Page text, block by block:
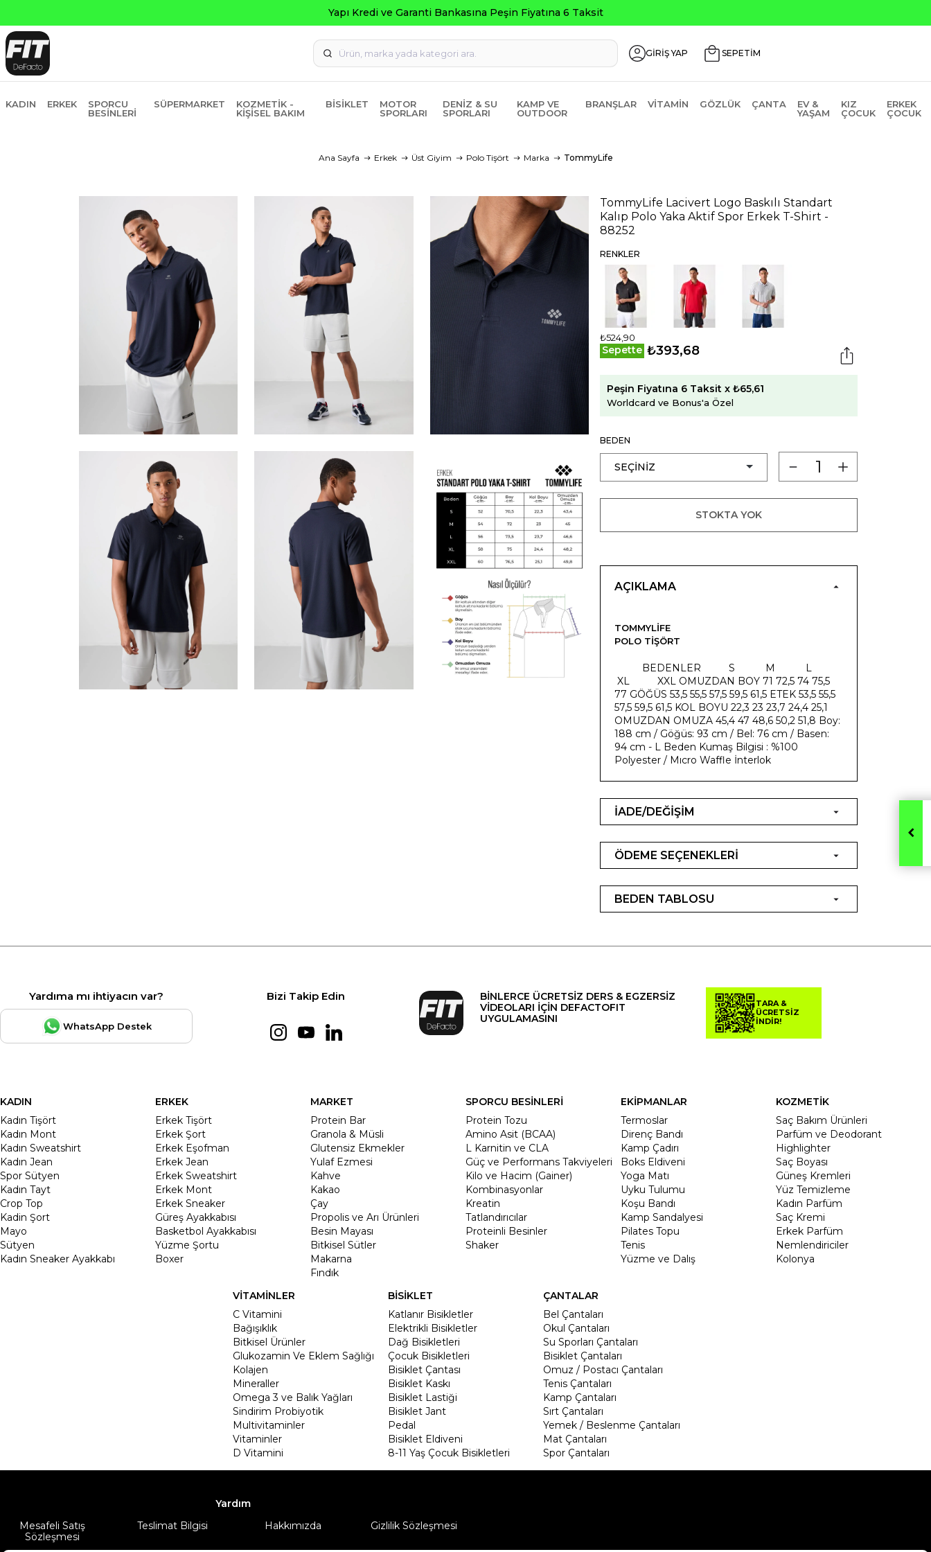
GİRİŞ YAP SEPETİM
KADIN ERKEK
SPORCU
BESINLERI
SÜPERMARKET
KOZMETIK -
KIŞISEL BAKIM
BISIKLET
MOTOR
SPORLARI
DENIZ & SU
SPORLARI
KAMP VE
OUTDOOR
BRANŞLAR VITAMIN GÖZLÜK ÇANTA
EV &
YAŞAM
KIZ
ÇOCUK
ERKEK
ÇOCUK
Ana Sayfa Erkek Üst Giyim Polo Tişört Marka TommyLife
TommyLife Lacivert Logo Baskılı Standart
Kalıp Polo Yaka Aktif Spor Erkek T-Shirt -
88252
RENKLER
₺524,90
Sepette ₺393,68
Peşin Fiyatına 6 Taksit x ₺65,61
Worldcard ve Bonus'a Özel
BEDEN
STOKTA YOK
AÇIKLAMA
TOMMYLIFE
POLO TIŞÖRT
​ BEDENLER S M L
XL XXL OMUZDAN BOY 71 72,5 74 75,5
77 GÖĞÜS 53,5 55,5 57,5 59,5 61,5 ETEK 53,5 55,5
57,5 59,5 61,5 KOL BOYU 22,3 23 23,7 24,4 25,1
OMUZDAN OMUZA 45,4 47 48,6 50,2 51,8 Boy:
188 cm / Göğüs: 93 cm / Bel: 76 cm / Basen:
94 cm - L Beden Kumaş Bilgisi : %100
Polyester / Mıcro Waffle İnterlok
İADE/DEĞİŞİM
ÖDEME SEÇENEKLERİ
BEDEN TABLOSU
Yardıma mı ihtiyacın var?
WhatsApp Destek
Bizi Takip Edin
BİNLERCE ÜCRETSİZ DERS & EGZERSİZ
VİDEOLARI İÇİN DEFACTOFIT
UYGULAMASINI
TARA &
ÜCRETSİZ
İNDİR!
KADIN
Kadın Tişört
Kadın Mont
Kadın Sweatshirt
Kadın Jean
Spor Sütyen
Kadın Tayt
Crop Top
Kadin Şort
Mayo
Sütyen
Kadın Sneaker Ayakkabı
ERKEK
Erkek Tişört
Erkek Şort
Erkek Eşofman
Erkek Jean
Erkek Sweatshirt
Erkek Mont
Erkek Sneaker
Güreş Ayakkabısı
Basketbol Ayakkabısı
Yüzme Şortu
Boxer
MARKET
Protein Bar
Granola & Müsli
Glutensiz Ekmekler
Yulaf Ezmesi
Kahve
Kakao
Çay
Propolis ve Arı Ürünleri
Besin Mayası
Bitkisel Sütler
Makarna
Fındık
SPORCU BESİNLERİ
Protein Tozu
Amino Asit (BCAA)
L Karnitin ve CLA
Güç ve Performans Takviyeleri
Kilo ve Hacim (Gainer)
Kombinasyonlar
Kreatin
Tatlandırıcılar
Proteinli Besinler
Shaker
EKİPMANLAR
Termoslar
Direnç Bandı
Kamp Çadırı
Boks Eldiveni
Yoga Matı
Uyku Tulumu
Koşu Bandı
Kamp Sandalyesi
Pilates Topu
Tenis
Yüzme ve Dalış
KOZMETİK
Saç Bakım Ürünleri
Parfüm ve Deodorant
Highlighter
Saç Boyası
Güneş Kremleri
Yüz Temizleme
Kadın Parfüm
Saç Kremi
Erkek Parfüm
Nemlendiriciler
Kolonya
VİTAMİNLER
C Vitamini
Bağışıklık
Bitkisel Ürünler
Glukozamin Ve Eklem Sağlığı
Kolajen
Mineraller
Omega 3 ve Balık Yağları
Sindirim Probiyotik
Multivitaminler
Vitaminler
D Vitamini
BİSİKLET
Katlanır Bisikletler
Elektrikli Bisikletler
Dağ Bisikletleri
Çocuk Bisikletleri
Bisiklet Çantası
Bisiklet Kaskı
Bisiklet Lastiği
Bisiklet Jant
Pedal
Bisiklet Eldiveni
8-11 Yaş Çocuk Bisikletleri
ÇANTALAR
Bel Çantaları
Okul Çantaları
Su Sporları Çantaları
Bisiklet Çantaları
Omuz / Postacı Çantaları
Tenis Çantaları
Kamp Çantaları
Sırt Çantaları
Yemek / Beslenme Çantaları
Mat Çantaları
Spor Çantaları
Yardım
Mesafeli Satış
Sözleşmesi
Teslimat Bilgisi Hakkımızda Gizlilik Sözleşmesi